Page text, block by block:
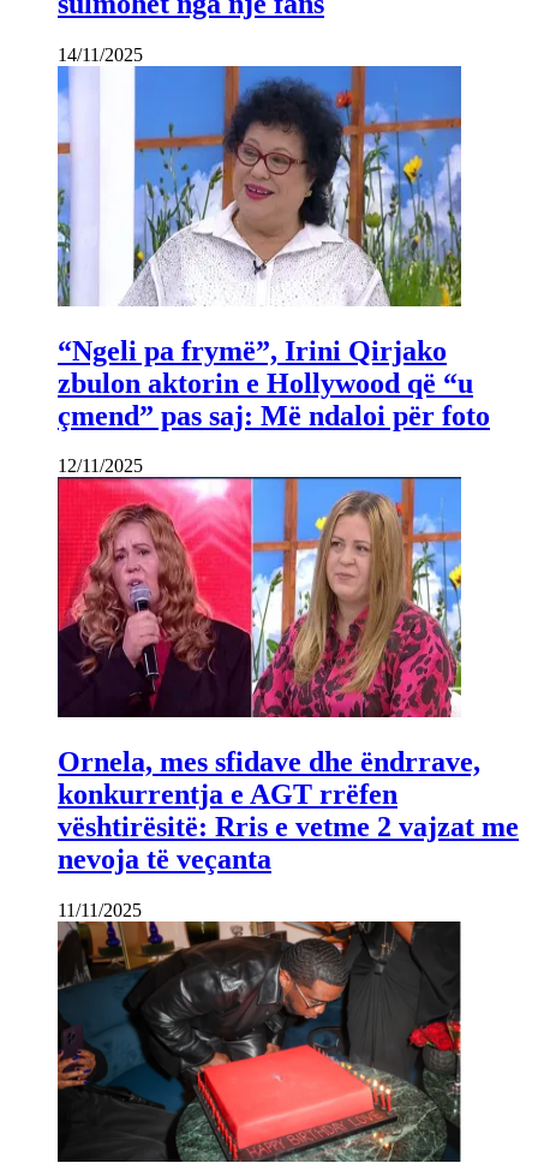
14/11/2025
“Ngeli pa frymë”, Irini Qirjako
zbulon aktorin e Hollywood që “u
çmend” pas saj: Më ndaloi për foto
12/11/2025
Ornela, mes sfidave dhe ëndrrave,
konkurrentja e AGT rrëfen
vështirësitë: Rris e vetme 2 vajzat me
nevoja të veçanta
11/11/2025